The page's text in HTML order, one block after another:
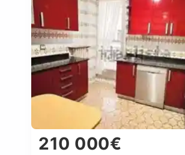
210 000€